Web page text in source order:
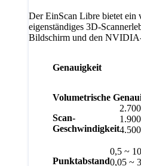
Der EinScan Libre bietet ein
eigenständiges 3D-
Bildschirm und den
Genauigkeit
Volumetrische
Scan-
Geschwindigkeit
Punktabstand
0,5 ~
0,05 ~